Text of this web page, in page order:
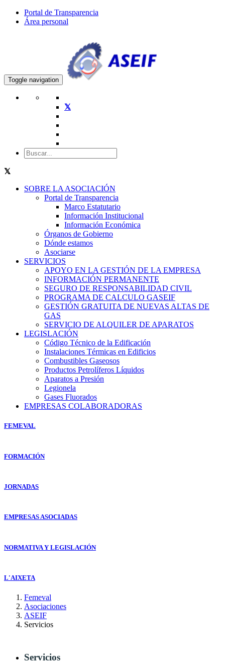
Portal de Transparencia
Área personal
Toggle navigation
SOBRE LA ASOCIACIÓN
Portal de Transparencia
Marco Estatutario
Información Institucional
Información Económica
Órganos de Gobierno
Dónde estamos
Asociarse
SERVICIOS
APOYO EN LA GESTIÓN DE LA EMPRESA
INFORMACIÓN PERMANENTE
SEGURO DE RESPONSABILIDAD CIVIL
PROGRAMA DE CALCULO GASEIF
GESTIÓN GRATUITA DE NUEVAS ALTAS DE
GAS
SERVICIO DE ALQUILER DE APARATOS
LEGISLACIÓN
Código Técnico de la Edificación
Instalaciones Térmicas en Edificios
Combustibles Gaseosos
Productos Petrolíferos Líquidos
Aparatos a Presión
Legionela
Gases Fluorados
EMPRESAS COLABORADORAS
FEMEVAL
FORMACIÓN
JORNADAS
EMPRESAS ASOCIADAS
NORMATIVA Y LEGISLACIÓN
L'AIXETA
Femeval
Asociaciones
ASEIF
Servicios
Servicios